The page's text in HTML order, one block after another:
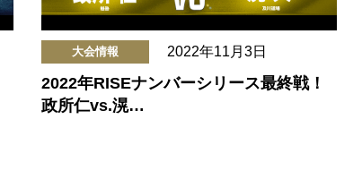
大会情報 2022年11月3日
2022年RISEナンバーシリース最終戦！
政所仁vs.滉…